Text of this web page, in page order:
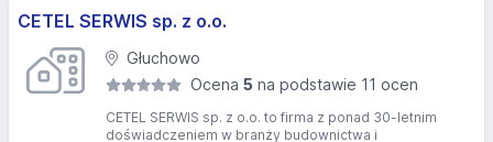
CETEL SERWIS sp. z o.o.
Głuchowo
Ocena 5 na podstawie 11 ocen
CETEL SERWIS sp. z o.o. to firma z ponad 30-letnim
doświadczeniem w branży budownictwa i